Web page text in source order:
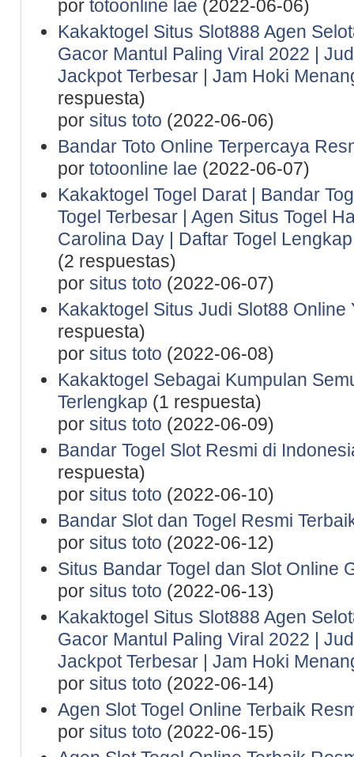
por totoonline lae (2022-06-06)
Kakaktogel Situs Slot888 Agen
Gacor Mantul Paling Viral 2022 |
Jackpot Terbesar | Jam Hoki
respuesta)
por situs toto (2022-06-06)
Bandar Toto Online Terpercaya
por totoonline lae (2022-06-07)
Kakaktogel Togel Darat | Bandar
Togel Terbesar | Agen Situs Togel
Carolina Day | Daftar Togel
(2 respuestas)
por situs toto (2022-06-07)
Kakaktogel Situs Judi Slot88 Online
respuesta)
por situs toto (2022-06-08)
Kakaktogel Sebagai Kumpulan
Terlengkap (1 respuesta)
por situs toto (2022-06-09)
Bandar Togel Slot Resmi di
respuesta)
por situs toto (2022-06-10)
Bandar Slot dan Togel Resmi
por situs toto (2022-06-12)
Situs Bandar Togel dan Slot Online
por situs toto (2022-06-13)
Kakaktogel Situs Slot888 Agen
Gacor Mantul Paling Viral 2022 |
Jackpot Terbesar | Jam Hoki
por situs toto (2022-06-14)
Agen Slot Togel Online Terbaik
por situs toto (2022-06-15)